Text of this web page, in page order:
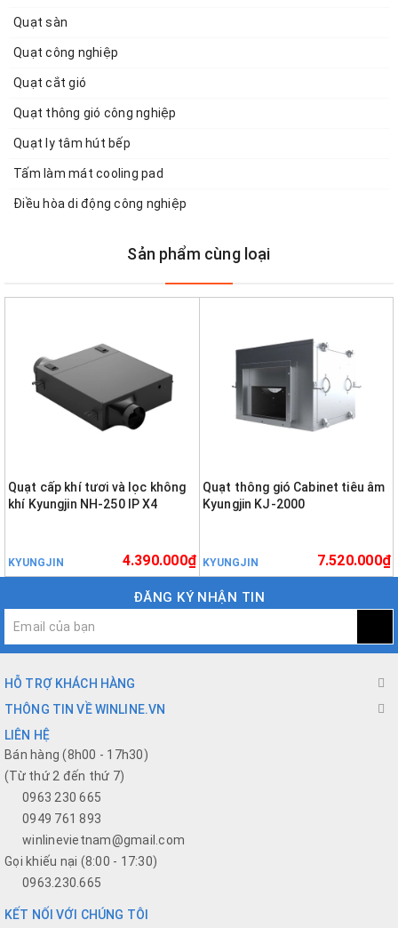
Quạt sàn
Quạt công nghiệp
Quạt cắt gió
Quạt thông gió công nghiệp
Quạt ly tâm hút bếp
Tấm làm mát cooling pad
Điều hòa di động công nghiệp
Sản phẩm cùng loại
Quạt cấp khí tươi và lọc không
khí Kyungjin NH-250 IP X4
KYUNGJIN 4.390.000₫
Quạt thông gió Cabinet tiêu âm
Kyungjin KJ-2000
KYUNGJIN 7.520.000₫
ĐĂNG KÝ NHẬN TIN
HỖ TRỢ KHÁCH HÀNG
THÔNG TIN VỀ WINLINE.VN
LIÊN HỆ
Bán hàng (8h00 - 17h30)
(Từ thứ 2 đến thứ 7)
0963 230 665
0949 761 893
winlinevietnam@gmail.com
Gọi khiếu nại (8:00 - 17:30)
0963.230.665
KẾT NỐI VỚI CHÚNG TÔI